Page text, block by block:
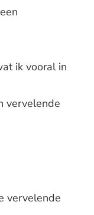
ik vooral in
vervelende
vervelende